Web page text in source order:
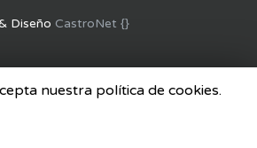
Diseño CastroNet {}
nuestra política de cookies.